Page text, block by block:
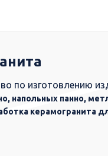
по изготовлению
напольных панно,
керамогранита